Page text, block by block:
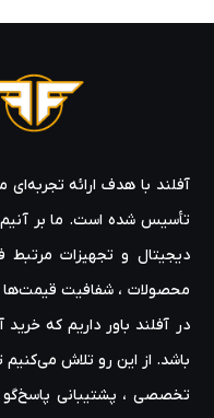
آفلند با هدف ارائه‌
تأسیس شده است. ما بر آنیم
دیجیتال و تجهیزات
محصولات ، شفافیت قیمت‌ها
در آفلند باور داریم که
باشد. از این رو تلاش می‌کنیم
تخصصی ، پشتیبانی پاسخ‌گو و